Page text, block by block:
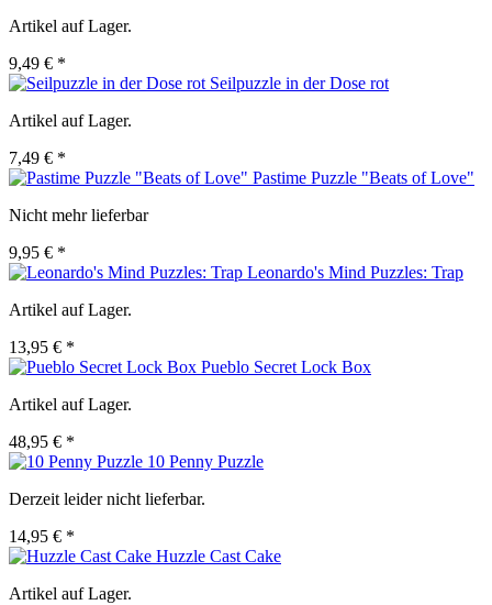
Artikel auf Lager.
9,49 € *
Seilpuzzle in der Dose rot
Artikel auf Lager.
7,49 € *
Pastime Puzzle "Beats of Love"
Nicht mehr lieferbar
9,95 € *
Leonardo's Mind Puzzles: Trap
Artikel auf Lager.
13,95 € *
Pueblo Secret Lock Box
Artikel auf Lager.
48,95 € *
10 Penny Puzzle
Derzeit leider nicht lieferbar.
14,95 € *
Huzzle Cast Cake
Artikel auf Lager.